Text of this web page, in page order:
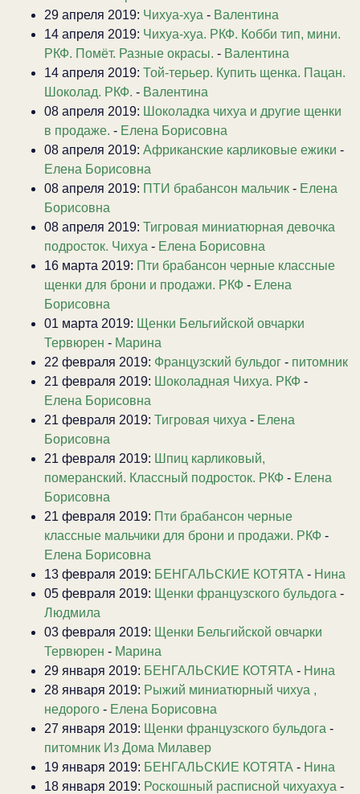
29 апреля 2019: Чихуа-хуа - Валентина
14 апреля 2019: Чихуа-хуа. РКФ. Кобби тип, мини.
РКФ. Помёт. Разные окрасы. - Валентина
14 апреля 2019: Той-терьер. Купить щенка. Пацан.
Шоколад. РКФ. - Валентина
08 апреля 2019: Шоколадка чихуа и другие щенки
в продаже. - Елена Борисовна
08 апреля 2019: Африканские карликовые ежики -
Елена Борисовна
08 апреля 2019: ПТИ брабансон мальчик - Елена
Борисовна
08 апреля 2019: Тигровая миниатюрная девочка
подросток. Чихуа - Елена Борисовна
16 марта 2019: Пти брабансон черные классные
щенки для брони и продажи. РКФ - Елена
Борисовна
01 марта 2019: Щенки Бельгийской овчарки
Тервюрен - Марина
22 февраля 2019: Французский бульдог - питомник
21 февраля 2019: Шоколадная Чихуа. РКФ -
Елена Борисовна
21 февраля 2019: Тигровая чихуа - Елена
Борисовна
21 февраля 2019: Шпиц карликовый,
померанский. Классный подросток. РКФ - Елена
Борисовна
21 февраля 2019: Пти брабансон черные
классные мальчики для брони и продажи. РКФ -
Елена Борисовна
13 февраля 2019: БЕНГАЛЬСКИЕ КОТЯТА - Нина
05 февраля 2019: Щенки французского бульдога -
Людмила
03 февраля 2019: Щенки Бельгийской овчарки
Тервюрен - Марина
29 января 2019: БЕНГАЛЬСКИЕ КОТЯТА - Нина
28 января 2019: Рыжий миниатюрный чихуа ,
недорого - Елена Борисовна
27 января 2019: Щенки французского бульдога -
питомник Из Дома Милавер
19 января 2019: БЕНГАЛЬСКИЕ КОТЯТА - Нина
18 января 2019: Роскошный расписной чихуахуа -